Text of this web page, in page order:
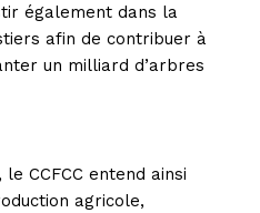
également dans la
afin de contribuer à
un milliard d’arbres
CCFCC entend ainsi
agricole,